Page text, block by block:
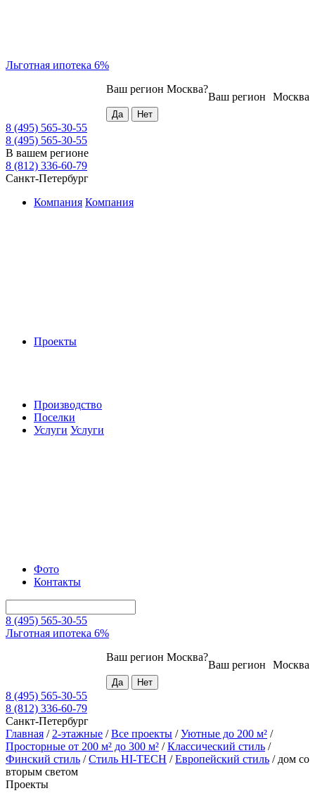
Льготная ипотека 6%
Москва
Ваш регион
Ваш регион Москва?
8 (495) 565-30-55
8 (495) 565-30-55
В вашем регионе
8 (812) 336-60-79
Санкт-Петербург
Компания Компания
Проекты
Производство
Поселки
Услуги Услуги
Фото
Контакты
8 (495) 565-30-55
Льготная ипотека 6%
Москва
Ваш регион
Ваш регион Москва?
8 (495) 565-30-55
8 (812) 336-60-79
Санкт-Петербург
Главная / 2-этажные /Все проекты /Уютные до 200 м² /
Просторные от 200 м² до 300 м² /Классический стиль /
Финский стиль /Стиль HI-TECH /Европейский стиль / дом со
вторым светом
Проекты